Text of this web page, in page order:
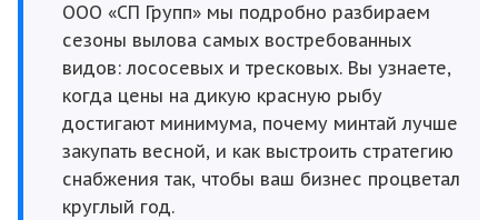
ООО «СП Групп» мы подробно разбираем
сезоны вылова самых востребованных
видов: лососевых и тресковых. Вы узнаете,
когда цены на дикую красную рыбу
достигают минимума, почему минтай лучше
закупать весной, и как выстроить стратегию
снабжения так, чтобы ваш бизнес процветал
круглый год.